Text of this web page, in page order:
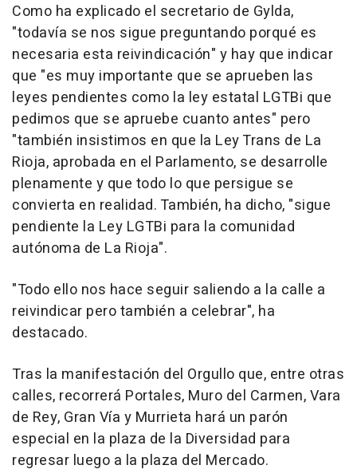
Como ha explicado el secretario de Gylda,
"todavía se nos sigue preguntando porqué es
necesaria esta reivindicación" y hay que indicar
que "es muy importante que se aprueben las
leyes pendientes como la ley estatal LGTBi que
pedimos que se apruebe cuanto antes" pero
"también insistimos en que la Ley Trans de La
Rioja, aprobada en el Parlamento, se desarrolle
plenamente y que todo lo que persigue se
convierta en realidad. También, ha dicho, "sigue
pendiente la Ley LGTBi para la comunidad
autónoma de La Rioja".
"Todo ello nos hace seguir saliendo a la calle a
reivindicar pero también a celebrar", ha
destacado.
Tras la manifestación del Orgullo que, entre otras
calles, recorrerá Portales, Muro del Carmen, Vara
de Rey, Gran Vía y Murrieta hará un parón
especial en la plaza de la Diversidad para
regresar luego a la plaza del Mercado.